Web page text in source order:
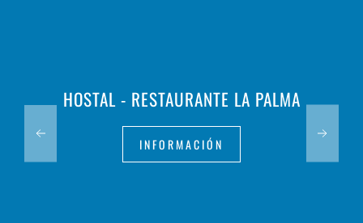
HOSTAL - RESTAURANTE LA PALMA
INFORMACIÓN